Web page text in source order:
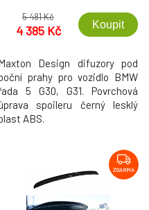
5 481 Kč
4 385 Kč Koupit
Design difuzory pod
prahy pro vozidlo BMW
5 G30, G31. Povrchová
spoileru černý lesklý
ABS.
ZDARMA